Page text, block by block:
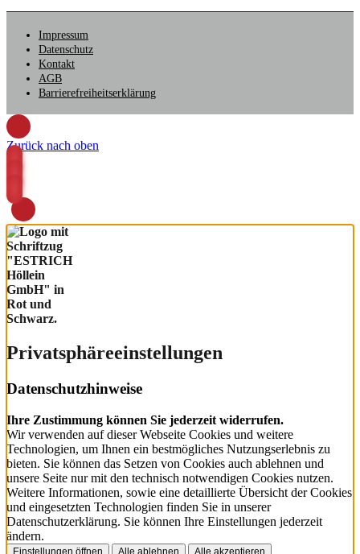
Impressum
Datenschutz
Kontakt
AGB
Barrierefreiheitserklärung
Zurück nach oben
Privatsphäre­einstellungen
Datenschutzhinweise
Ihre Zustimmung können Sie jederzeit widerrufen.
Wir verwenden auf dieser Webseite Cookies und weitere
Technologien, um Ihnen ein bestmögliches Nutzungserlebnis zu
bieten. Sie können das Setzen von Cookies auch ablehnen und
unsere Seite nur mit den technisch notwendigen Cookies nutzen.
Weitere Informationen, sowie eine detaillierte Übersicht der Cookies
und eingesetzten Technologien finden Sie in unserer
Datenschutzerklärung. Sie können Ihre Einstellungen jederzeit
ändern.
Einstellungen öffnen Alle ablehnen Alle akzeptieren